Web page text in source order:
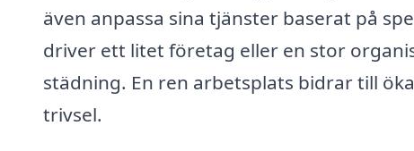
även anpassa sina tjänster baserat på
driver ett litet företag eller en stor
städning. En ren arbetsplats bidrar till
trivsel.